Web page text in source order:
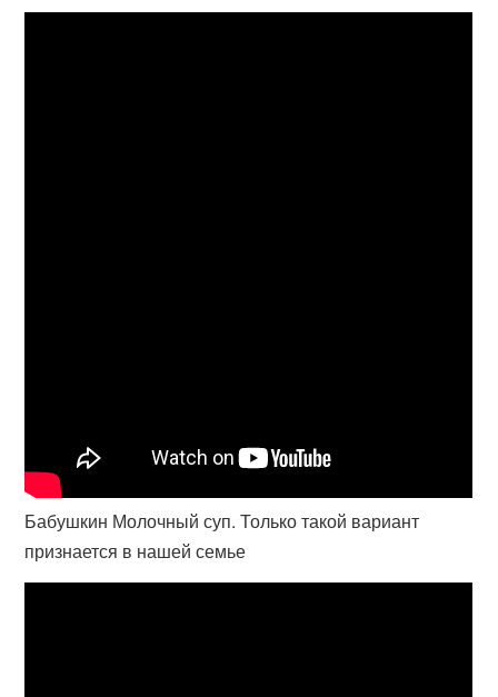
Бабушкин Молочный суп. Только такой вариант
признается в нашей семье